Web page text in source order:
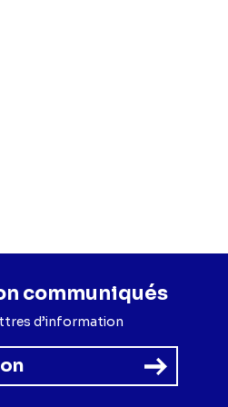
communiqués
d’information